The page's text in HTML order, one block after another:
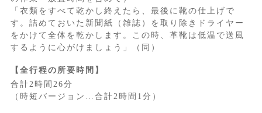
「衣類をすべて乾かし終えたら、最後に靴の仕上げで
す。詰めておいた新聞紙（雑誌）を取り除きドライヤー
をかけて全体を乾かします。この時、革靴は低温で送風
するように心がけましょう」（同）
【全行程の所要時間】
合計2時間26分
（時短バージョン…合計2時間1分）